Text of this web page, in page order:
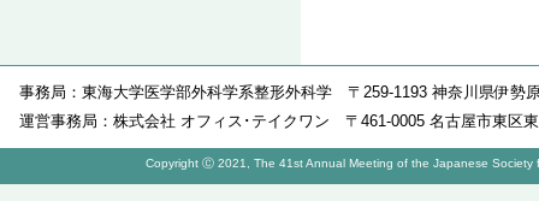
事務局：東海大学医学部外科学系整形外科学 〒259-1193 神奈川県伊
運営事務局：株式会社 オフィス･テイクワン 〒461-0005 名古屋市東
Copyright Ⓒ 2021, The 41st Annual Meeting of the Japanese Society